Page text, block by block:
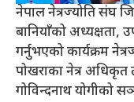
नेपाल नेत्रज्योति संघ
बानियाँको अध्यक्षता,
गर्नुभएको कार्यक्रम
पोखराका नेत्र अधिकृत
गोविन्दनाथ योगीको